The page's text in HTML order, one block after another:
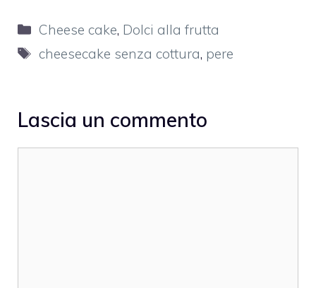
Categorie
Cheese cake, Dolci alla frutta
Tag
cheesecake senza cottura, pere
Lascia un commento